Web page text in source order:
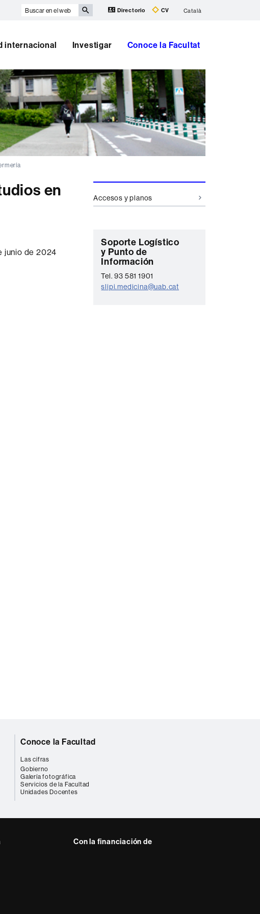
Buscar
Directorio CV Català
internacional Investigar Conoce la Facultat
en
junio de 2024
Información
complementaria
Accesos y planos
C
o
n
t
Soporte Logístico
y Punto de
Información
Tel. 93 581 1901
slipi.medicina@uab.cat
Conoce la Facultad
Las cifras
Gobierno
Galería fotográfica
Servicios de la Facultad
Unidades Docentes
Con la financiación de